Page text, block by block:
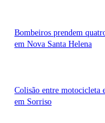
Bombeiros prendem
em Nova Santa Helena
Colisão entre motocicleta
em Sorriso